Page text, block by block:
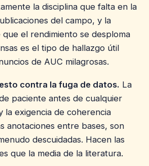
la disciplina que falta en la
del campo, y la
el rendimiento se desploma
es el tipo de hallazgo útil
de AUC milagrosas.
contra la fuga de datos. La
paciente antes de cualquier
la exigencia de coherencia
anotaciones entre bases, son
descuidadas. Hacen las
que la media de la literatura.